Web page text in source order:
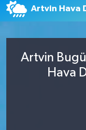
Artvin Hava
Artvin
Hava
Trafik Durumu
Tüm Manşetler